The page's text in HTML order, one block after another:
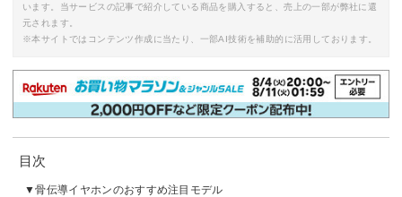
います。当サービスの記事で紹介している商品を購入すると、売上の一部が弊社に還
元されます。
※本サイトではコンテンツ作成に当たり、一部AI技術を補助的に活用しております。
目次
骨伝導イヤホンのおすすめ注目モデル